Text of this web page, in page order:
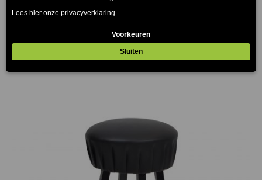
€81.00 (Prijs incl. btw: €98,01)
€63.60